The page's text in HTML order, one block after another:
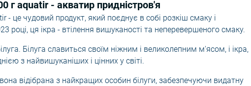
г aquatir - акватир придністров'я
- це чудовий продукт, який поєднує в собі розкіш смаку і
році, ця ікра - втілення вишуканості та неперевершеного смаку.
Білуга славиться своїм ніжним і великолепним м'ясом, і ікра,
з найвишуканіших і цінних у світі.
відібрана з найкращих особин білуги, забезпечуючи видатну